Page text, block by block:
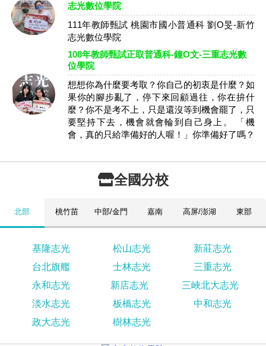
志光數位學院
111年教師甄試 桃園市國小普通科 劉O旻-新竹
志光數位學院
108年教師甄試正取普通科-鐘O文-三重志光數
位學院
想想你為什麼要考取？你自己的初衷是什麼？如
果你的腳步亂了，停下來回顧過往，你在拚什
麼？你不是考不上，只是還沒等到機會罷了，只
要堅持下去，機會就會輪到自己身上。 「機
會，真的只給準備好的人喔！」你準備好了嗎？
全國分校
北部 桃竹苗 中部/金門 嘉南 高屏/澎湖 東部
基隆志光 松山志光
新莊志光
台北旗艦
士林志光
三重志光
永和志光
新店志光
三峽北大志光
淡水志光
板橋志光
中和志光
政大志光
樹林志光